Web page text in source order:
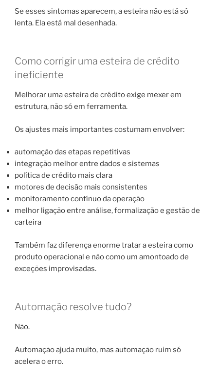
Se esses sintomas aparecem, a esteira não está só
lenta. Ela está mal desenhada.
Como corrigir uma esteira de crédito
ineficiente
Melhorar uma esteira de crédito exige mexer em
estrutura, não só em ferramenta.
Os ajustes mais importantes costumam envolver:
automação das etapas repetitivas
integração melhor entre dados e sistemas
política de crédito mais clara
motores de decisão mais consistentes
monitoramento contínuo da operação
melhor ligação entre análise, formalização e gestão de
carteira
Também faz diferença enorme tratar a esteira como
produto operacional e não como um amontoado de
exceções improvisadas.
Automação resolve tudo?
Não.
Automação ajuda muito, mas automação ruim só
acelera o erro.